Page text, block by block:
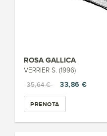
ROSA GALLICA
VERRIER S. (1996)
35,64 €
33,86 €
PRENOTA